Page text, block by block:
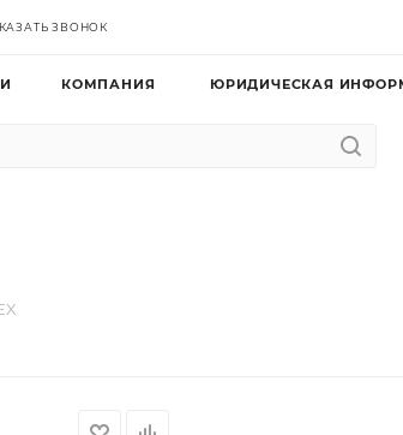
ЗВОНОК
КОМПАНИЯ ЮРИДИЧЕСКАЯ